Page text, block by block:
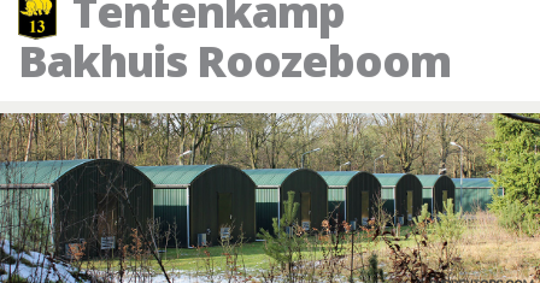
Bakhuis Roozeboom